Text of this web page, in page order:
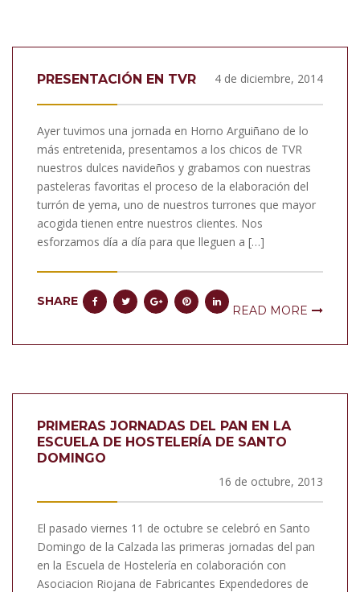
PRESENTACIÓN EN TVR 4 de diciembre, 2014
Ayer tuvimos una jornada en Horno Arguiñano de lo
más entretenida, presentamos a los chicos de TVR
nuestros dulces navideños y grabamos con nuestras
pasteleras favoritas el proceso de la elaboración del
turrón de yema, uno de nuestros turrones que mayor
acogida tienen entre nuestros clientes. Nos
esforzamos día a día para que lleguen a […]
SHARE
READ MORE
PRIMERAS JORNADAS DEL PAN EN LA
ESCUELA DE HOSTELERÍA DE SANTO
DOMINGO
16 de octubre, 2013
El pasado viernes 11 de octubre se celebró en Santo
Domingo de la Calzada las primeras jornadas del pan
en la Escuela de Hostelería en colaboración con
Asociacion Riojana de Fabricantes Expendedores de